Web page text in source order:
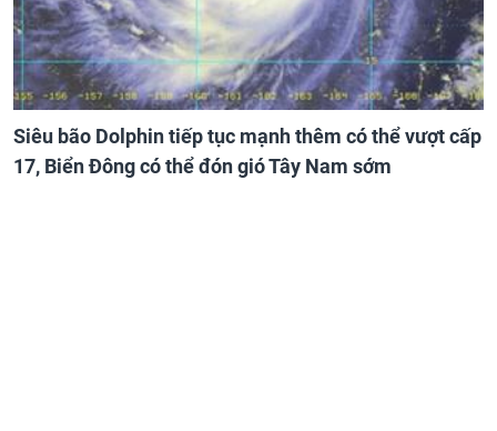
Siêu bão Dolphin tiếp tục mạnh thêm có thể vượt cấp
17, Biển Đông có thể đón gió Tây Nam sớm